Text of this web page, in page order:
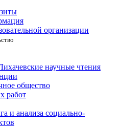
организации
научные чтения
общество
работ
и анализа социально-